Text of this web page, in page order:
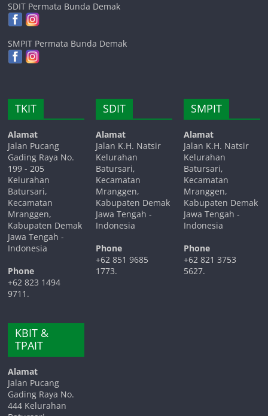
SDIT Permata Bunda Demak
SMPIT Permata Bunda Demak
TKIT
Alamat
Jalan Pucang
Gading Raya No.
199 - 205
Kelurahan
Batursari,
Kecamatan
Mranggen,
Kabupaten Demak
Jawa Tengah -
Indonesia
Phone
+62 823 1494
9711.
KBIT &
TPAIT
Alamat
Jalan Pucang
Gading Raya No.
444 Kelurahan
SDIT
Alamat
Jalan K.H. Natsir
Kelurahan
Batursari,
Kecamatan
Mranggen,
Kabupaten Demak
Jawa Tengah -
Indonesia
Phone
+62 851 9685
1773.
SMPIT
Alamat
Jalan K.H. Natsir
Kelurahan
Batursari,
Kecamatan
Mranggen,
Kabupaten Demak
Jawa Tengah -
Indonesia
Phone
+62 821 3753
5627.